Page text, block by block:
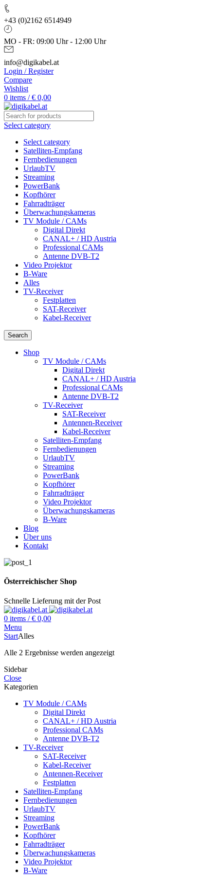
+43 (0)2162 6514949
MO - FR: 09:00 Uhr - 12:00 Uhr
info@digikabel.at
Login / Register
Compare
Wishlist
0 items / € 0,00
Select category
Select category
Satelliten-Empfang
Fernbedienungen
UrlaubTV
Streaming
PowerBank
Kopfhörer
Fahrradträger
Überwachungskameras
TV Module / CAMs
Digital Direkt
CANAL+ / HD Austria
Professional CAMs
Antenne DVB-T2
Video Projektor
B-Ware
Alles
TV-Receiver
Festplatten
SAT-Receiver
Kabel-Receiver
Search
Shop
TV Module / CAMs
Digital Direkt
CANAL+ / HD Austria
Professional CAMs
Antenne DVB-T2
TV-Receiver
SAT-Receiver
Antennen-Receiver
Kabel-Receiver
Satelliten-Empfang
Fernbedienungen
UrlaubTV
Streaming
PowerBank
Kopfhörer
Fahrradträger
Video Projektor
Überwachungskameras
B-Ware
Blog
Über uns
Kontakt
Österreichischer Shop
Schnelle Lieferung mit der Post
0 items / € 0,00
Menu
StartAlles
Alle 2 Ergebnisse werden angezeigt
Sidebar
Close
Kategorien
TV Module / CAMs
Digital Direkt
CANAL+ / HD Austria
Professional CAMs
Antenne DVB-T2
TV-Receiver
SAT-Receiver
Kabel-Receiver
Antennen-Receiver
Festplatten
Satelliten-Empfang
Fernbedienungen
UrlaubTV
Streaming
PowerBank
Kopfhörer
Fahrradträger
Überwachungskameras
Video Projektor
B-Ware